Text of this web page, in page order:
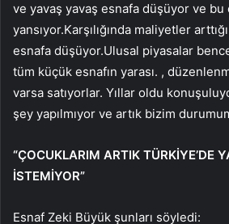
ve yavaş yavaş esnafa düşüyor ve bu
yansıyor.Karşılığında maliyetler
esnafa düşüyor.Ulusal piyasalar
tüm küçük esnafın yarası. ,
varsa satıyorlar. Yıllar oldu
şey yapılmıyor ve artık bizim
“ÇOCUKLARIM ARTIK TÜRKİYE’DE
İSTEMİYOR”
Esnaf Zeki Büyük şunları söyledi: